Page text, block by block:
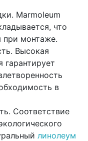
Marmoleum
что
при монтаже.
Высокая
гарантирует
в
Соответствие
линолеум